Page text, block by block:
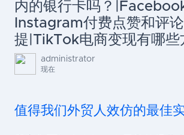
内的银行卡吗？
Instagram付费点赞和评
提|TikTok电商变现有哪些
administrator
现在
值得我们外贸人效仿的最佳